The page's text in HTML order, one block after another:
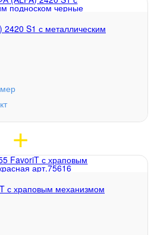
S1 с металлическим
с храповым механизмом